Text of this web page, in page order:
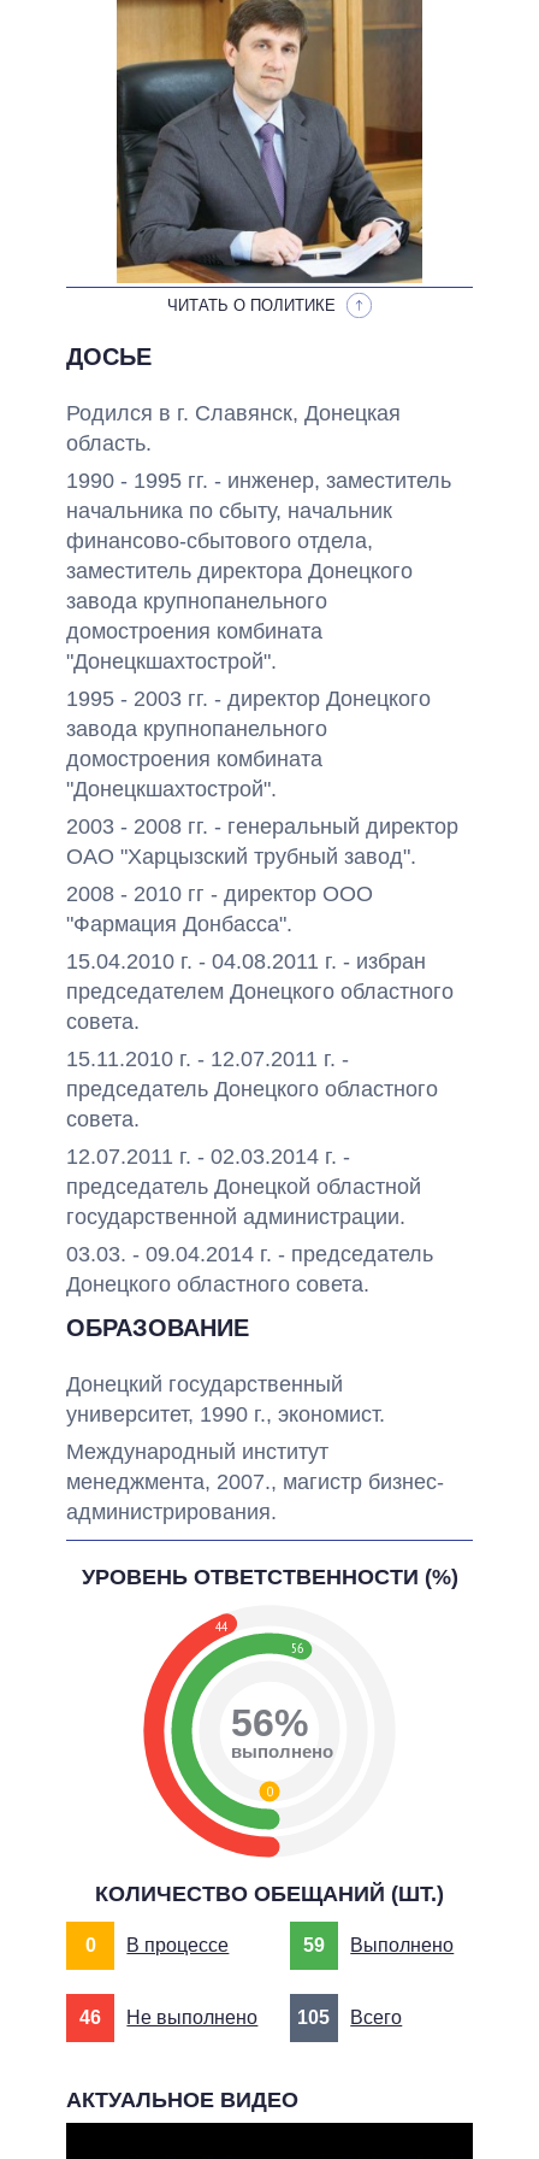
НЕВЫПОЛНЕННЫЕ ОБЕЩАНИЯ
ОБЕЩАНИЯ В ПРОЦЕССЕ
ВСЕ ОБЕЩАНИЯ
АРХИВНЫЕ ОБЕЩАНИЯ
ЧИТАТЬ О ПОЛИТИКЕ
ДОСЬЕ
Родился в г. Славянск, Донецкая
область.
1990 - 1995 гг. - инженер, заместитель
начальника по сбыту, начальник
финансово-сбытового отдела,
заместитель директора Донецкого
завода крупнопанельного
домостроения комбината
"Донецкшахтострой".
1995 - 2003 гг. - директор Донецкого
завода крупнопанельного
домостроения комбината
"Донецкшахтострой".
2003 - 2008 гг. - генеральный директор
ОАО "Харцызский трубный завод".
2008 - 2010 гг - директор ООО
"Фармация Донбасса".
15.04.2010 г. - 04.08.2011 г. - избран
председателем Донецкого областного
совета.
15.11.2010 г. - 12.07.2011 г. -
председатель Донецкого областного
совета.
12.07.2011 г. - 02.03.2014 г. -
председатель Донецкой областной
государственной администрации.
03.03. - 09.04.2014 г. - председатель
Донецкого областного совета.
ОБРАЗОВАНИЕ
Донецкий государственный
университет, 1990 г., экономист.
Международный институт
менеджмента, 2007., магистр бизнес-
администрирования.
УРОВЕНЬ ОТВЕТСТВЕННОСТИ (%)
44
56
0
56%
выполнено
КОЛИЧЕСТВО ОБЕЩАНИЙ (ШТ.)
0 В процессе 59 Выполнено
46 Не выполнено 105 Всего
АКТУАЛЬНОЕ ВИДЕО